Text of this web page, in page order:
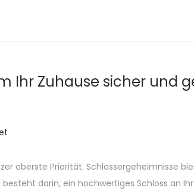
Ihr Zuhause sicher und
oberste Priorität. Schlossergeheimnisse
darin, ein hochwertiges Schloss an